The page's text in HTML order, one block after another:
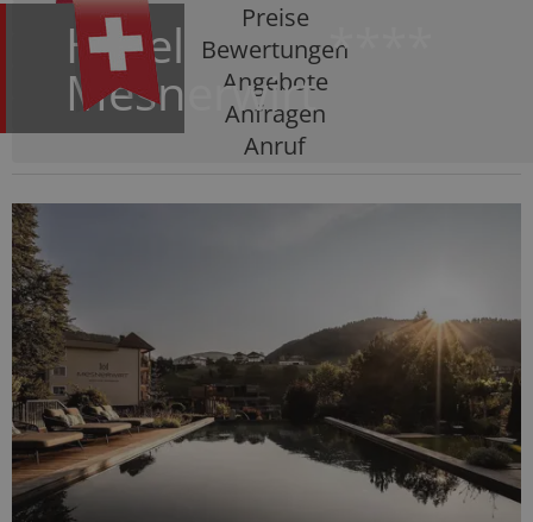
Hotel
Mesnerwirt
****
Preise
Bewertungen
Angebote
Anfragen
Anruf